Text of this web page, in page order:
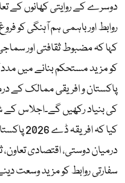
دوسرے کے روایتی کھانوں کے
روابط اور باہمی ہم آہنگی کو
کہا کہ مضبوط ثقافتی اور
کو مزید مستحکم بنانے میں
پاکستان و افریقی ممالک کے
کی بنیاد رکھیں گے۔اجلاس کے
کیا کہ
درمیان دوستی، اقتصادی تعاون،
سفارتی روابط کو مزید وسعت